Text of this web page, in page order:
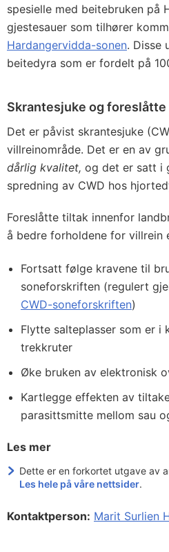
spesielle med beitebruken på
gjestesauer som tilhører
Hardangervidda-sonen. Disse
beitedyra som er fordelt på
Skrantesjuke og
Det er påvist skrantesjuke
villreinområde. Det er en av
dårlig kvalitet, og det er satt i
spredning av CWD hos
Foreslåtte tiltak innenfor
å bedre forholdene for villrein
Fortsatt følge kravene til
soneforskriften (regulert
CWD-soneforskriften)
Flytte salteplasser som er i
trekkruter
Øke bruken av elektronisk
Kartlegge effekten av
parasittsmitte mellom sau
Les mer
Dette er en forkortet utgave av
Les hele på våre nettsider.
Kontaktperson: Marit Surlien